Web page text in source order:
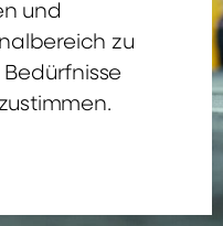
und
zu